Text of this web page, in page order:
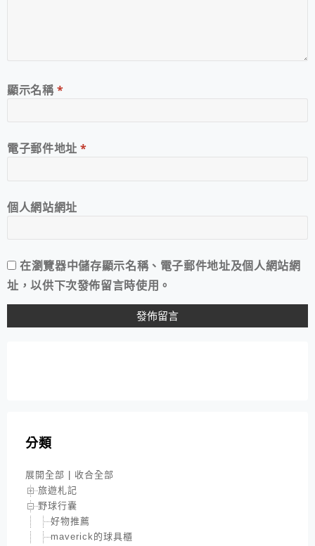
顯示名稱*
電子郵件地址*
個人網站網址
在瀏覽器中儲存顯示名稱、電子郵件地址及個人網站網
址，以供下次發佈留言時使用。
分類
展開全部
收合全部
旅遊札記
野球行囊
好物推薦
maverick的球具櫃